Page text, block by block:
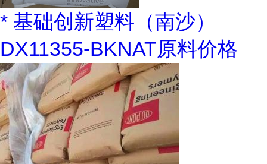
* 基础创新塑料（南沙）
DX11355-BKNAT原料价格